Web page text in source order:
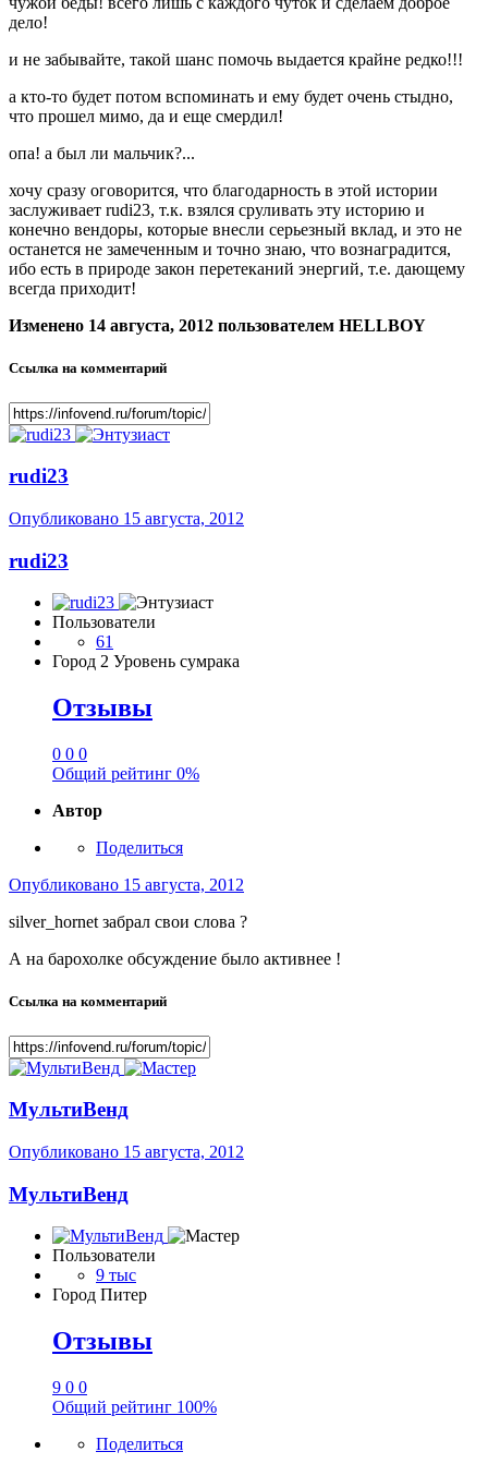
дело!
и не забывайте, такой шанс помочь выдается крайне редко!!!
а кто-то будет потом вспоминать и ему будет очень стыдно,
что прошел мимо, да и еще смердил!
опа! а был ли мальчик?...
хочу сразу оговорится, что благодарность в этой истории
заслуживает rudi23, т.к. взялся сруливать эту историю и
конечно вендоры, которые внесли серьезный вклад, и это не
останется не замеченным и точно знаю, что вознаградится,
ибо есть в природе закон перетеканий энергий, т.е. дающему
всегда приходит!
Изменено 14 августа, 2012 пользователем HELLBOY
Ссылка на комментарий
rudi23
Опубликовано 15 августа, 2012
rudi23
Пользователи
61
Город 2 Уровень сумрака
Отзывы
0 0 0
Общий рейтинг 0%
Автор
Поделиться
Опубликовано 15 августа, 2012
silver_hornet забрал свои слова ?
А на барохолке обсуждение было активнее !
Ссылка на комментарий
МультиВенд
Опубликовано 15 августа, 2012
МультиВенд
Пользователи
9 тыс
Город Питер
Отзывы
9 0 0
Общий рейтинг 100%
Поделиться